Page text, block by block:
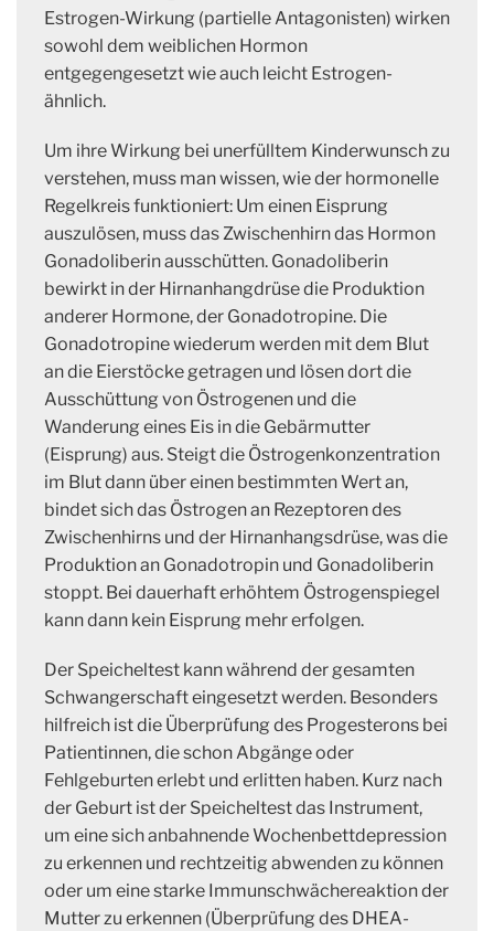
Estrogen-Wirkung (partielle Antagonisten) wirken
sowohl dem weiblichen Hormon
entgegengesetzt wie auch leicht Estrogen-
ähnlich.
Um ihre Wirkung bei unerfülltem Kinderwunsch zu
verstehen, muss man wissen, wie der hormonelle
Regelkreis funktioniert: Um einen Eisprung
auszulösen, muss das Zwischenhirn das Hormon
Gonadoliberin ausschütten. Gonadoliberin
bewirkt in der Hirnanhangdrüse die Produktion
anderer Hormone, der Gonadotropine. Die
Gonadotropine wiederum werden mit dem Blut
an die Eierstöcke getragen und lösen dort die
Ausschüttung von Östrogenen und die
Wanderung eines Eis in die Gebärmutter
(Eisprung) aus. Steigt die Östrogenkonzentration
im Blut dann über einen bestimmten Wert an,
bindet sich das Östrogen an Rezeptoren des
Zwischenhirns und der Hirnanhangsdrüse, was die
Produktion an Gonadotropin und Gonadoliberin
stoppt. Bei dauerhaft erhöhtem Östrogenspiegel
kann dann kein Eisprung mehr erfolgen.
Der Speicheltest kann während der gesamten
Schwangerschaft eingesetzt werden. Besonders
hilfreich ist die Überprüfung des Progesterons bei
Patientinnen, die schon Abgänge oder
Fehlgeburten erlebt und erlitten haben. Kurz nach
der Geburt ist der Speicheltest das Instrument,
um eine sich anbahnende Wochenbettdepression
zu erkennen und rechtzeitig abwenden zu können
oder um eine starke Immunschwächereaktion der
Mutter zu erkennen (Überprüfung des DHEA-